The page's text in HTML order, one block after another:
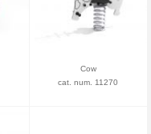
Cow
cat. num. 11270